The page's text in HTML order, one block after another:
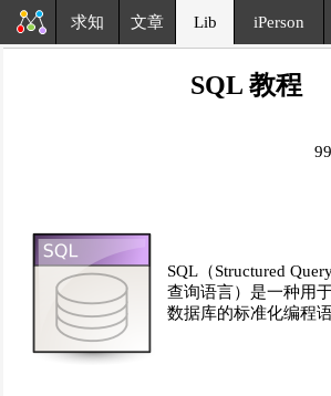
求知 文章 Lib iPerson
SQL 教程
SQL（Structured
查询语言）是一种用
数据库的标准化编程语